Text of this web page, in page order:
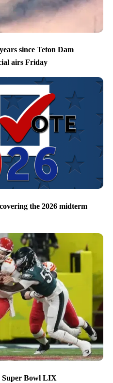
since Teton Dam
airs Friday
the 2026 midterm
Super Bowl LIX